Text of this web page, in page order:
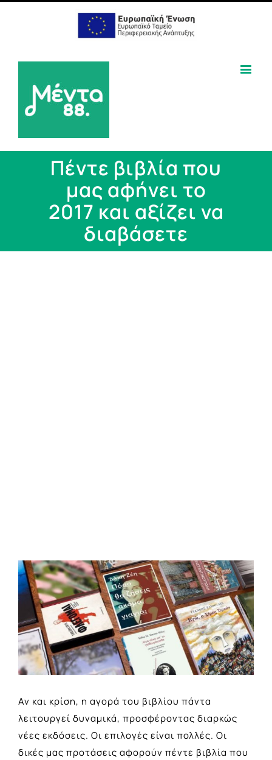
Πέντε βιβλία που
μας αφήνει το
2017 και αξίζει να
διαβάσετε
View
Larger
Image
Αν και κρίση, η αγορά του βιβλίου πάντα
λειτουργεί δυναμικά, προσφέροντας διαρκώς
νέες εκδόσεις. Οι επιλογές είναι πολλές. Οι
δικές μας προτάσεις αφορούν πέντε βιβλία που